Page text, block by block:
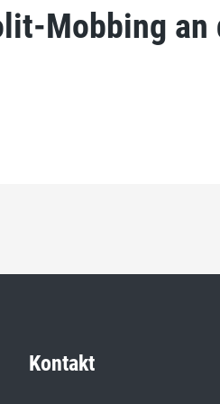
Mobbing
Kontakt